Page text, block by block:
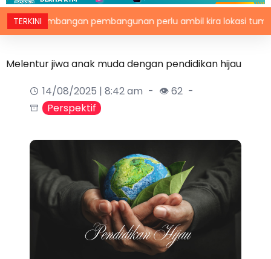
TERKINI pembangunan perlu ambil kira lokasi tumpuan
Melentur jiwa anak muda dengan pendidikan hijau
14/08/2025 | 8:42 am
👁 62
Perspektif